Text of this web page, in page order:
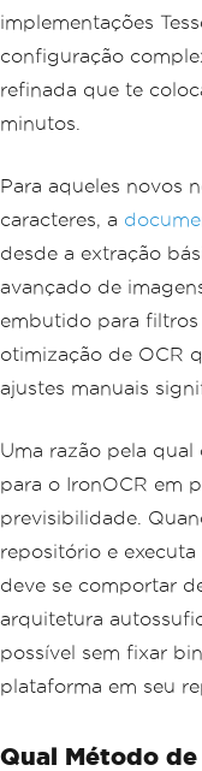
implementações
configuração
refinada que te
minutos.
Para aqueles novos
caracteres, a
desde a extração
avançado de
embutido para
otimização de OCR
ajustes manuais
Uma razão pela qual
para o IronOCR em
previsibilidade.
repositório e
deve se comportar
arquitetura
possível sem fixar
plataforma em seu
Qual Método